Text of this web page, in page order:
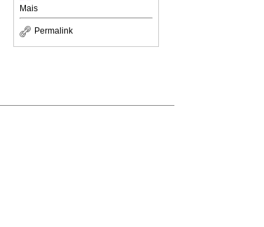
Mais
Permalink